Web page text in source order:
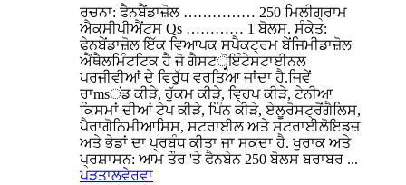
ਰਚਨਾ: ਫੈਨਬੈਂਡਾਜ਼ੋਲ …………… 250 ਮਿਲੀਗ੍ਰਾਮ
ਐਕਸੀਪੀਐਂਟਸ Qs ………… 1 ਬੋਲਸ. ਸੰਕੇਤ:
ਫੇਨਬੇਂਡਾਜ਼ੋਲ ਇੱਕ ਵਿਆਪਕ ਸਪੈਕਟ੍ਰਮ ਬੇਂਜਿਮੀਡਾਜ਼ੋਲ
ਐਂਥੈਲਮਿੰਟਟਿਕ ਹੈ ਜੋ ਗੈਸਟਰ੍ੋਇੰਟੇਸਟਾਈਨਲ
ਪਰਜੀਵੀਆਂ ਦੇ ਵਿਰੁੱਧ ਵਰਤਿਆ ਜਾਂਦਾ ਹੈ.ਜਿਵੇਂ
ਰਾmsਂਡ ਕੀੜੇ, ਹੁੱਕਮ ਕੀੜੇ, ਵ੍ਹਿਪ ਕੀੜੇ, ਟੇਨੀਆ
ਕਿਸਮਾਂ ਦੀਆਂ ਟੇਪ ਕੀੜੇ, ਪਿੰਨ ਕੀੜੇ, ਏਲੂਰੋਸਟ੍ਰੋਂਗੈਲਿਸ,
ਪੈਰਾਗੋਨਿਮੀਆਸਿਸ, ਸਟਰਾਈਲ ਅਤੇ ਸਟਰਾਈਲੋਇਡਜ਼
ਅਤੇ ਭੇਡਾਂ ਦਾ ਪ੍ਰਬੰਧ ਕੀਤਾ ਜਾ ਸਕਦਾ ਹੈ. ਖੁਰਾਕ ਅਤੇ
ਪ੍ਰਸ਼ਾਸਨ: ਆਮ ਤੌਰ 'ਤੇ ਫੈਨਬੇਨ 250 ਬੋਲਸ ਬਰਾਬਰ ...
ਪੜਤਾਲਵੇਰਵਾ